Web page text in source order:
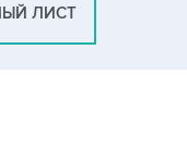
ЛИСТ